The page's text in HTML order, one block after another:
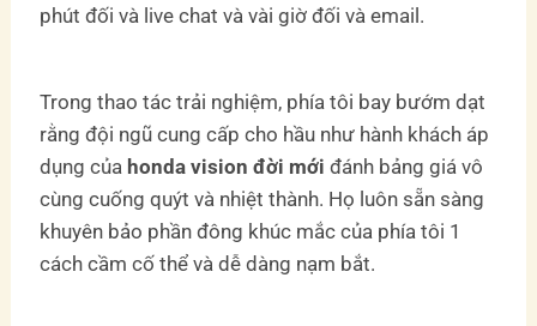
phút đối và live chat và vài giờ đối và email.
Trong thao tác trải nghiệm, phía tôi bay bướm dạt
rằng đội ngũ cung cấp cho hầu như hành khách áp
dụng của honda vision đời mới đánh bảng giá vô
cùng cuống quýt và nhiệt thành. Họ luôn sẵn sàng
khuyên bảo phần đông khúc mắc của phía tôi 1
cách cầm cố thể và dễ dàng nạm bắt.